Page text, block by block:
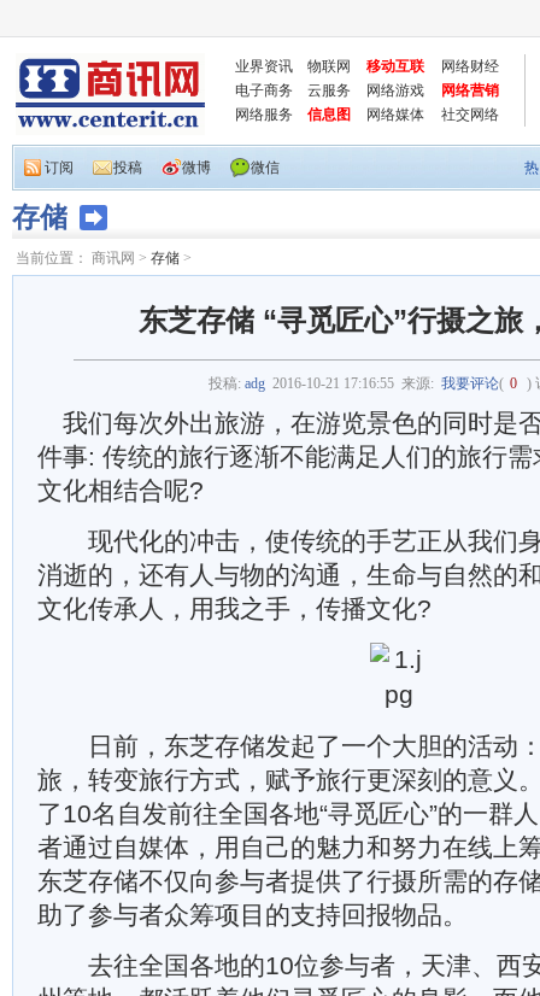
业界资讯 物联网 移动互联
网络财经
电子商务
云服务 网络游戏
网络营销
网络服务
信息图 网络媒体 社交网络
订阅 投稿 微博 微信
存储
当前位置： 商讯网 > 存储 >
东芝存储 “寻觅匠心”行摄之旅
投稿: adg 2016-10-21 17:16:55 来源: 我要评论( 0 )
我们每次外出旅游，在游览景色的同时是
件事: 传统的旅行逐渐不能满足人们的旅行
文化相结合呢?
现代化的冲击，使传统的手艺正从我们
消逝的，还有人与物的沟通，生命与自然的
文化传承人，用我之手，传播文化?
日前，东芝存储发起了一个大胆的活动：
旅，转变旅行方式，赋予旅行更深刻的意义
了10名自发前往全国各地“寻觅匠心”的一群
者通过自媒体，用自己的魅力和努力在线上
东芝存储不仅向参与者提供了行摄所需的存
助了参与者众筹项目的支持回报物品。
去往全国各地的10位参与者，天津、西